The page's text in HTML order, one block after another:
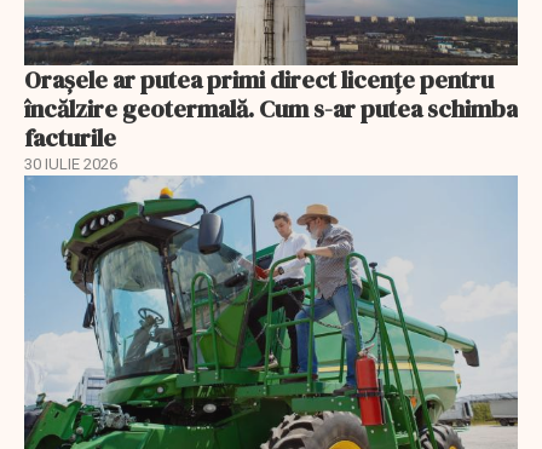
Orașele ar putea primi direct licențe pentru
încălzire geotermală. Cum s-ar putea schimba
facturile
30 IULIE 2026